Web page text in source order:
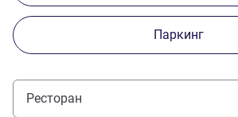
Паркинг
Ресторан